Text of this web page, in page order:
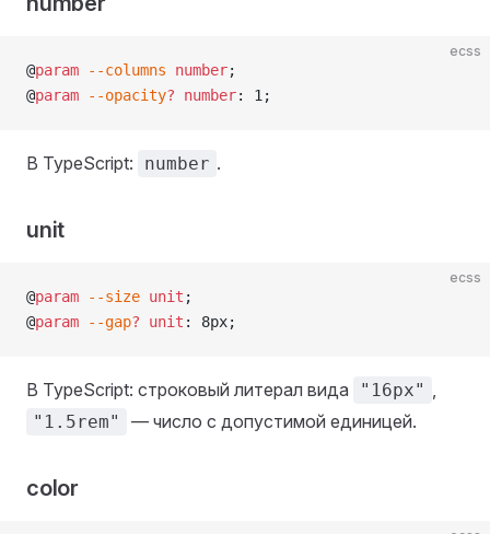
ecss
@param --columns number;
@param --opacity? number: 1;
В TypeScript: number .
unit
ecss
@param --size unit ;
@param --gap? unit : 8px;
В TypeScript: строковый литерал вида "16px" ,
"1.5rem" — число с допустимой единицей.
color